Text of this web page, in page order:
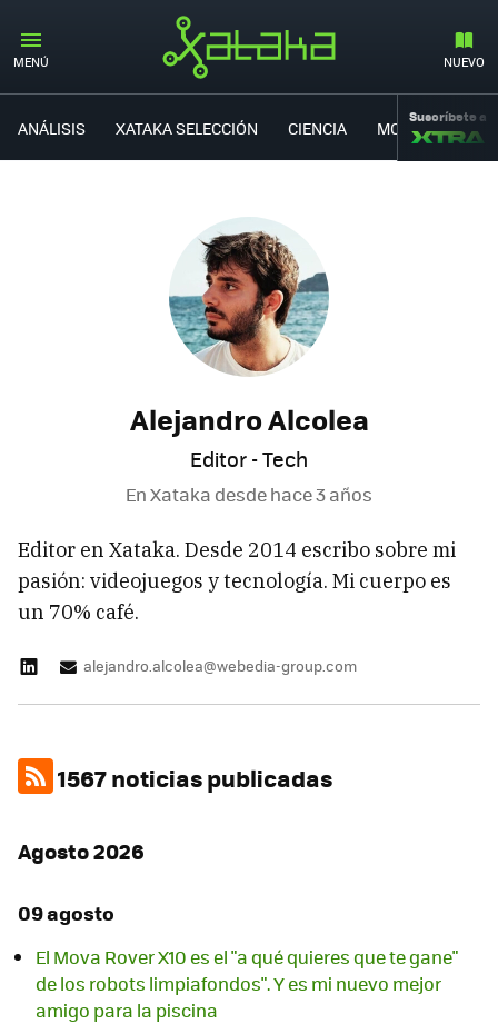
MENÚ NUEVO
ANÁLISIS XATAKA SELECCIÓN CIENCIA MOVILIDAD
Suscríbete a
Alejandro Alcolea
Editor - Tech
En Xataka desdehace 3 años
Editor en Xataka. Desde 2014 escribo sobre mi
pasión: videojuegos y tecnología. Mi cuerpo es
un 70% café.
alejandro.alcolea@webedia-group.com
1567 noticias publicadas
Agosto 2026
09 agosto
El Mova Rover X10 es el "a qué quieres que te gane"
de los robots limpiafondos". Y es mi nuevo mejor
amigo para la piscina